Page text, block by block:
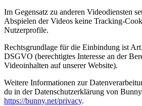
Im Gegensatz zu anderen Videodiensten
Abspielen der Videos keine Tracking-
Nutzerprofile.
Rechtsgrundlage für die Einbindung ist
DSGVO (berechtigtes Interesse an der
Videoinhalten auf unserer Website).
Weitere Informationen zur
du in der Datenschutzerklärung von
https://bunny.net/privacy.